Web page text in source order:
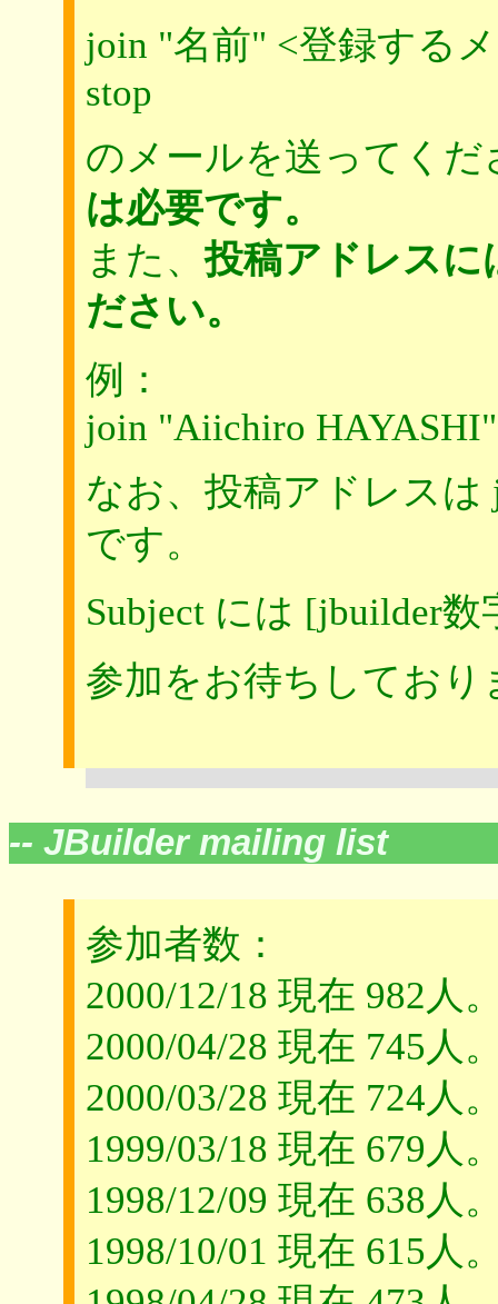
join "名前" <登録する
stop
のメールを送ってくだ
は必要です。
また、投稿アドレスに
ださい。
例：
join "Aiichiro
なお、投稿アドレスは
です。
Subject には [jbuilder
参加をお待ちしており
-- JBuilder mailing list
参加者数：
2000/12/18 現在 982人
2000/04/28 現在 745人
2000/03/28 現在 724人
1999/03/18 現在 679人
1998/12/09 現在 638人
1998/10/01 現在 615人